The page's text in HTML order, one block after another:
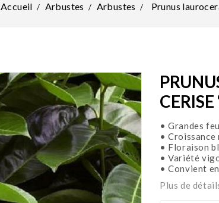
Accueil Arbustes Arbustes Prunus
• Grandes
•
• Floraison
• Variété
• Convient
Plus de